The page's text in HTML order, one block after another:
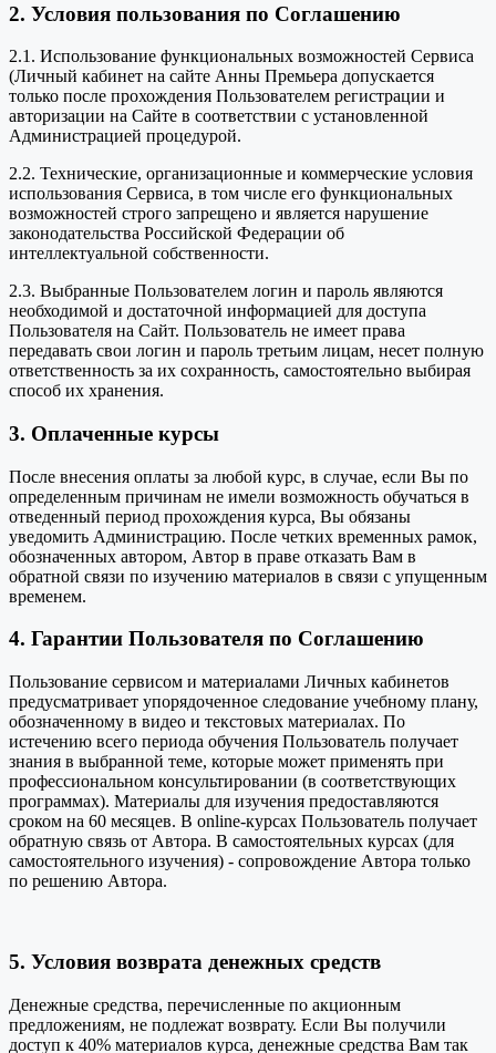
2. Условия пользования по Соглашению
2.1. Использование функциональных возможностей Сервиса
(Личный кабинет на сайте Анны Премьера допускается
только после прохождения Пользователем регистрации и
авторизации на Сайте в соответствии с установленной
Администрацией процедурой.
2.2. Технические, организационные и коммерческие условия
использования Сервиса, в том числе его функциональных
возможностей строго запрещено и является нарушение
законодательства Российской Федерации об
интеллектуальной собственности.
2.3. Выбранные Пользователем логин и пароль являются
необходимой и достаточной информацией для доступа
Пользователя на Сайт. Пользователь не имеет права
передавать свои логин и пароль третьим лицам, несет полную
ответственность за их сохранность, самостоятельно выбирая
способ их хранения.
3. Оплаченные курсы
После внесения оплаты за любой курс, в случае, если Вы по
определенным причинам не имели возможность обучаться в
отведенный период прохождения курса, Вы обязаны
уведомить Администрацию. После четких временных рамок,
обозначенных автором, Автор в праве отказать Вам в
обратной связи по изучению материалов в связи с упущенным
временем.
4. Гарантии Пользователя по Соглашению
Пользование сервисом и материалами Личных кабинетов
предусматривает упорядоченное следование учебному плану,
обозначенному в видео и текстовых материалах. По
истечению всего периода обучения Пользователь получает
знания в выбранной теме, которые может применять при
профессиональном консультировании (в соответствующих
программах). Материалы для изучения предоставляются
сроком на 60 месяцев. В online-курсах Пользователь получает
обратную связь от Автора. В самостоятельных курсах (для
самостоятельного изучения) - сопровождение Автора только
по решению Автора.
5. Условия возврата денежных средств
Денежные средства, перечисленные по акционным
предложениям, не подлежат возврату. Если Вы получили
доступ к 40% материалов курса, денежные средства Вам так